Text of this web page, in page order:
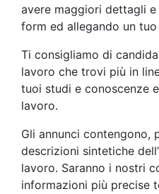
avere maggiori dettagli
form ed allegando un tuo
Ti consigliamo di
lavoro che trovi più in
tuoi studi e conoscenze
lavoro.
Gli annunci contengono,
descrizioni sintetiche
lavoro. Saranno i nostri
informazioni più precise